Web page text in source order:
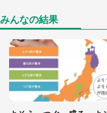
「ゾワゾ
グっちゃ
「閉所恐
みんなの結果